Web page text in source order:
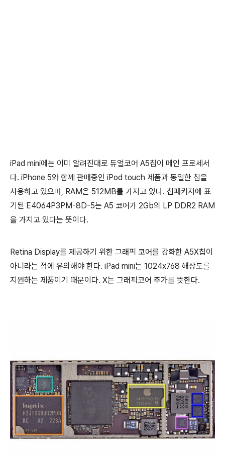
iPad mini에는 이미 알려진대로 듀얼코어 A5칩이 메인 프로세서
다. iPhone 5와 함께 판매중인 iPod touch 제품과 동일한 칩을
사용하고 있으며, RAM은 512MB를 가지고 있다. 칩패키지에 표
기된 E4064P3PM-8D-5는 A5 코어가 2Gb의 LP DDR2 RAM
을 가지고 있다는 뜻이다.
Retina Display를 제공하기 위한 그래픽 코어를 강화한 A5X칩이
아니라는 점에 유의해야 한다. iPad mini는 1024x768 해상도를
지원하는 제품이기 때문이다. X는 그래픽코어 추가를 뜻한다.